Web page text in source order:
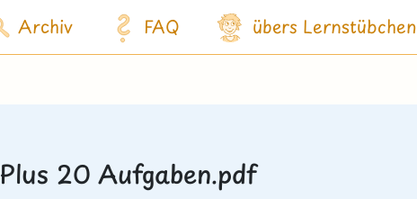
Archiv FAQ übers Lernstübchen
Plus 20 Aufgaben.pdf